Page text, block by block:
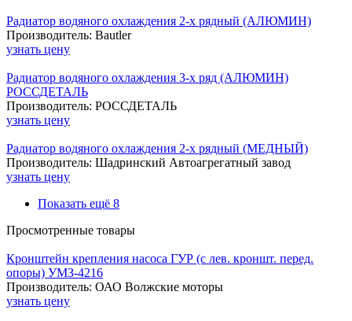
Радиатор водяного охлаждения 2-х рядный (АЛЮМИН)
Производитель: Bautler
узнать цену
Радиатор водяного охлаждения 3-х ряд (АЛЮМИН)
РОССДЕТАЛЬ
Производитель: РОССДЕТАЛЬ
узнать цену
Радиатор водяного охлаждения 2-х рядный (МЕДНЫЙ)
Производитель: Шадринский Автоагрегатный завод
узнать цену
Показать ещё 8
Просмотренные товары
Кронштейн крепления насоса ГУР (с лев. кроншт. перед.
опоры) УМЗ-4216
Производитель: ОАО Волжские моторы
узнать цену